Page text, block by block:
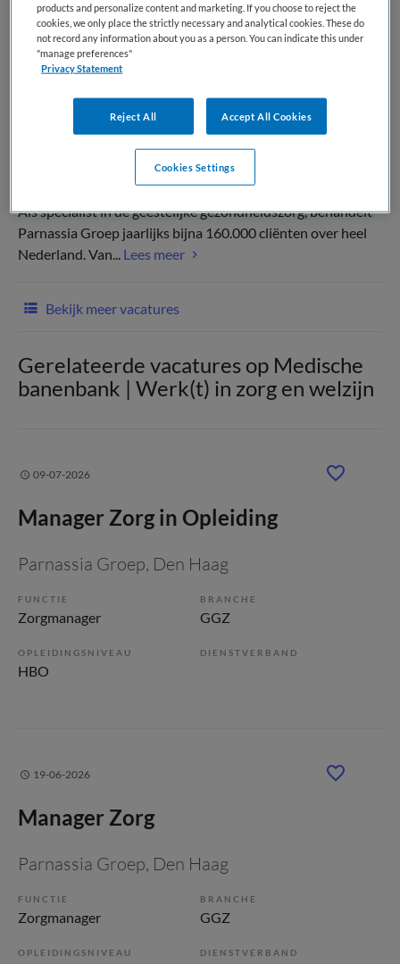
Deze vacature Manager Zorg in opleiding bij Parnassia
Groep is niet meer actueel. Hieronder staan enkele
vergelijkbare vacatures die voor u wellicht interessant zijn.
Als specialist in de geestelijke gezondheidszorg, behandelt
Parnassia Groep jaarlijks bijna 160.000 cliënten over heel
Nederland. Van... Lees meer
Bekijk meer vacatures
Gerelateerde vacatures op Medische
banenbank | Werk(t) in zorg en welzijn
09-07-2026
Manager Zorg in Opleiding
Parnassia Groep, Den Haag
FUNCTIE
Zorgmanager
BRANCHE
GGZ
OPLEIDINGSNIVEAU
HBO
DIENSTVERBAND
19-06-2026
Manager Zorg
Parnassia Groep, Den Haag
FUNCTIE
Zorgmanager
BRANCHE
GGZ
OPLEIDINGSNIVEAU DIENSTVERBAND
products and personalize content and marketing. If you choose to reject the
cookies, we only place the strictly necessary and analytical cookies. These do
not record any information about you as a person. You can indicate this under
"manage preferences"
Privacy Statement
Reject All Accept All Cookies
Cookies Settings